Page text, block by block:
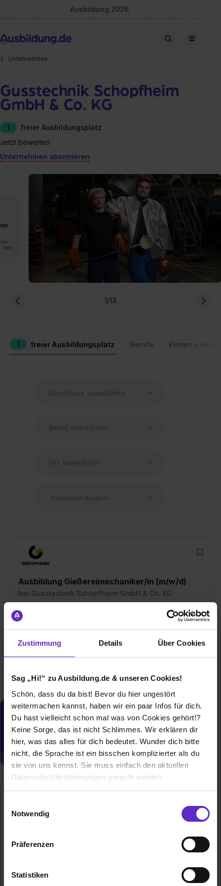
Zustimmung Details Über Cookies
Sag „Hi!“ zu Ausbildung.de & unseren Cookies!
Schön, dass du da bist! Bevor du hier ungestört
weitermachen kannst, haben wir ein paar Infos für dich.
Du hast vielleicht schon mal was von Cookies gehört!?
Keine Sorge, das ist nicht Schlimmes. Wir erklären dir
hier, was das alles für dich bedeutet. Wunder dich bitte
nicht, die Sprache ist ein bisschen komplizierter als du
sie von uns kennst. Sie muss einfach den aktuellen
Datenschutzbestimmungen gerecht werden.
Benutzung der Webseite getroffenen Einstellungen zu
Webseite zu analysieren („Statistiken“), um
Informationen zu deiner Verwendung unserer Website an
Notwendig
Präferenzen
Statistiken
Ausbildung 2026
Stellen finden
Unternehmen
Gusstechnik Schopfheim
GmbH & Co. KG
1
freier Ausbildungsplatz
Jetzt bewerten
Unternehmen abonnieren
Mehr
1/13
1 freier Ausbildungsplatz Berufe Firmen-
Ausbildung Gießereimechaniker/in (m/w/d)
bei Gusstechnik Schopfheim GmbH & Co. KG
01.09.2026
1 freier Platz
Du möchtest neue Stellen automatisch
zugeschickt bekommen?
Jetzt aktivieren
Grienmatt 1
220
Branche Metallverarbeitung